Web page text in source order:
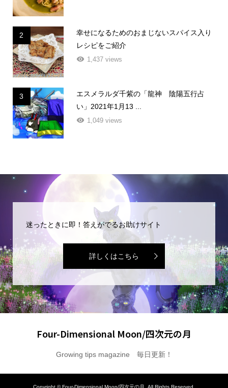
2
幸せになるためのおまじないスパイス入り
レシピをご紹介
1,437 views
3
エスメラルダ千紫の「龍神 陰陽五行占
い」2021年1月13 ...
1,049 views
迷ったときに即！答えがでるお助けサイト
詳しくはこちら
Four-Dimensional Moon/四次元の月
Growing tips magazine 毎日更新！
Copyright ©Four-Dimensional Moon/四次元の月. All Rights Reserved.